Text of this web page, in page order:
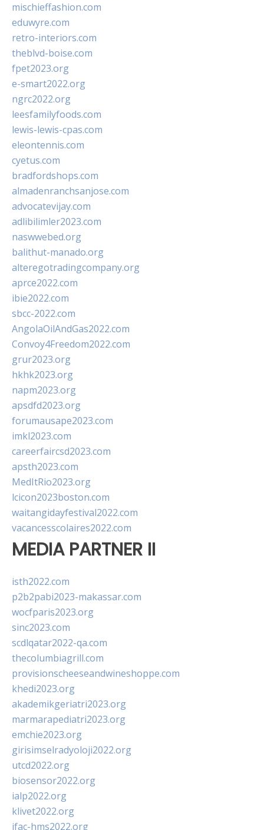
mischieffashion.com
eduwyre.com
retro-interiors.com
theblvd-boise.com
fpet2023.org
e-smart2022.org
ngrc2022.org
leesfamilyfoods.com
lewis-lewis-cpas.com
eleontennis.com
cyetus.com
bradfordshops.com
almadenranchsanjose.com
advocatevijay.com
adlibilimler2023.com
naswwebed.org
balithut-manado.org
alteregotradingcompany.org
aprce2022.com
ibie2022.com
sbcc-2022.com
AngolaOilAndGas2022.com
Convoy4Freedom2022.com
grur2023.org
hkhk2023.org
napm2023.org
apsdfd2023.org
forumausape2023.com
imkl2023.com
careerfaircsd2023.com
apsth2023.com
MedItRio2023.org
lcicon2023boston.com
waitangidayfestival2022.com
vacancesscolaires2022.com
MEDIA PARTNER II
isth2022.com
p2b2pabi2023-makassar.com
wocfparis2023.org
sinc2023.com
scdlqatar2022-qa.com
thecolumbiagrill.com
provisionscheeseandwineshoppe.com
khedi2023.org
akademikgeriatri2023.org
marmarapediatri2023.org
emchie2023.org
girisimselradyoloji2022.org
utcd2022.org
biosensor2022.org
ialp2022.org
klivet2022.org
ifac-hms2022.org